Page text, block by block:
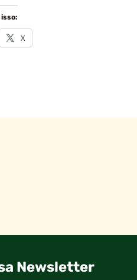
X
Newsletter